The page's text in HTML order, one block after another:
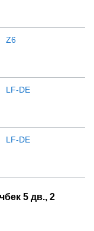
Z6
LF-DE
LF-DE
5 дв., 2